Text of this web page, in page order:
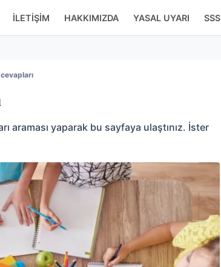
İLETIŞIM HAKKIMIZDA YASAL UYARI SSS
araması yaparak bu sayfaya ulaştınız. İster